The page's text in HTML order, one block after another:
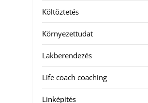
Költöztetés
Környezettudat
Lakberendezés
Life coach coaching
Linképítés